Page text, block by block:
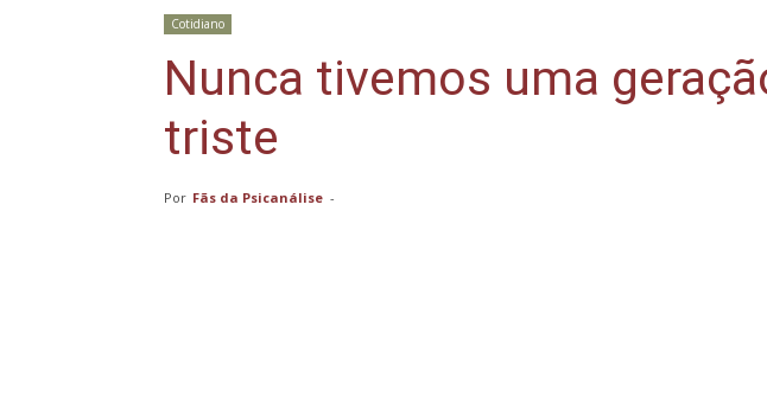
Cotidiano
Nunca tivemos uma
triste
Por Fãs da Psicanálise -